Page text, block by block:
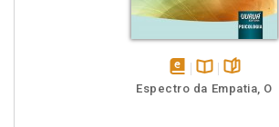
disponívelDisponível
páginas
Espectro da Empatia, O